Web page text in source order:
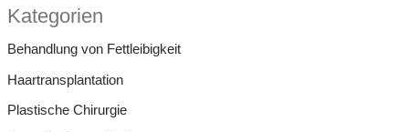
h
a
Kategorien
Behandlung von Fettleibigkeit
Haartransplantation
Plastische Chirurgie